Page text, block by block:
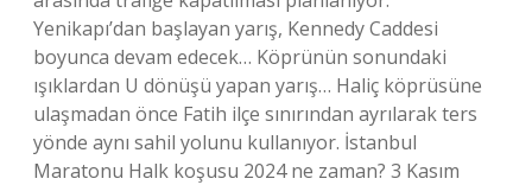
Yenikapı’dan başlayan yarış, Kennedy Caddesi
boyunca devam edecek… Köprünün sonundaki
ışıklardan U dönüşü yapan yarış… Haliç köprüsüne
ulaşmadan önce Fatih ilçe sınırından ayrılarak ters
yönde aynı sahil yolunu kullanıyor. İstanbul
Maratonu Halk koşusu 2024 ne zaman? 3 Kasım